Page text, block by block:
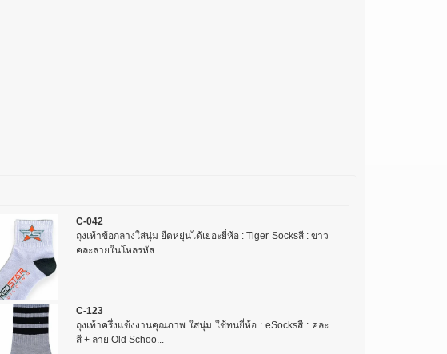
C-042
ถุงเท้าข้อกลางใส่นุ่ม ยืดหยุ่นได้เยอะยี่ห้อ : Tiger Socksสี : ขาว
คละลายในโหลรหัส...
C-123
ถุงเท้าครึ่งแข้งงานคุณภาพ ใส่นุ่ม ใช้ทนยี่ห้อ : eSocksสี : คละ
สี + ลาย Old Schoo...